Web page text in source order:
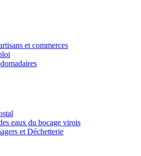
et commerces
eaux du bocage virois
et Déchetterie